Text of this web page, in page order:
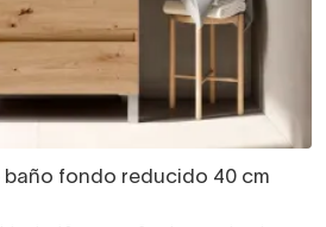
baño fondo reducido 40 cm